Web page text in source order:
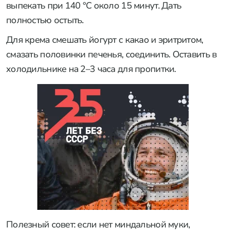
выпекать при 140 °C около 15 минут. Дать
полностью остыть.
Для крема смешать йогурт с какао и эритритом,
смазать половинки печенья, соединить. Оставить в
холодильнике на 2–3 часа для пропитки.
Полезный совет: если нет миндальной муки,